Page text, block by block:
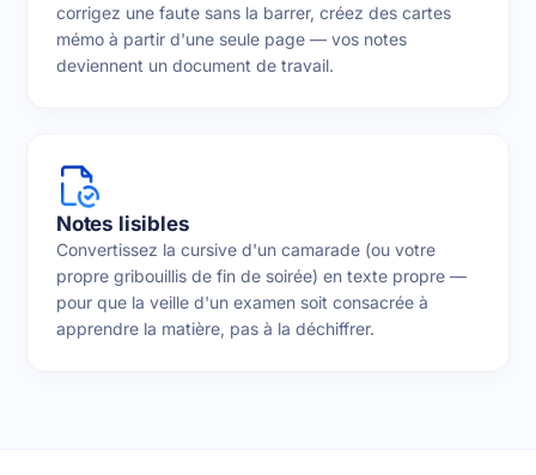
corrigez une faute sans la barrer, créez des cartes
mémo à partir d'une seule page — vos notes
deviennent un document de travail.
Notes lisibles
Convertissez la cursive d'un camarade (ou votre
propre gribouillis de fin de soirée) en texte propre —
pour que la veille d'un examen soit consacrée à
apprendre la matière, pas à la déchiffrer.